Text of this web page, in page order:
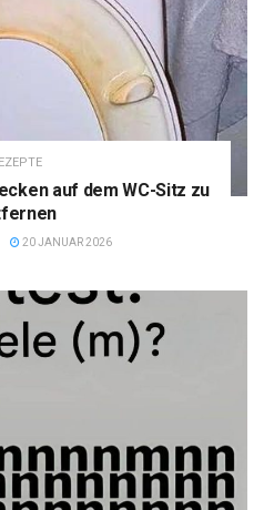
auf dem WC-Sitz zu
20 JANUAR 2026